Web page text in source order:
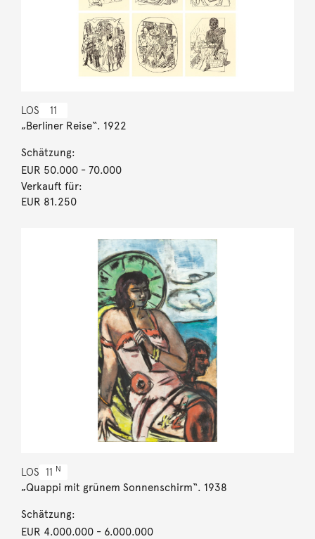
LOS 11
„Berliner Reise“. 1922
Schätzung:
EUR 50.000- 70.000
Verkauft für:
EUR 81.250
LOS 11 N
„Quappi mit grünem Sonnenschirm“. 1938
Schätzung:
EUR 4.000.000- 6.000.000